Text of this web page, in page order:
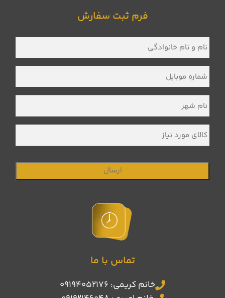
فرم ثبت سفارش
نام
و
نام
شماره
موبایل *
نام
شهر *
کالای
مورد
نیاز
تماس با ما
خانم کریمی: 09194052176